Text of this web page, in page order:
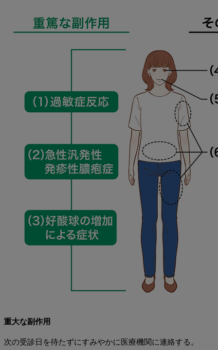
重大な副作用
次の受診日を待たずにすみやかに医療機関に連絡する。